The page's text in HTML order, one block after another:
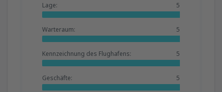
Lage: 5
Warteraum: 5
Kennzeichnung des Flughafens: 5
Geschäfte: 5